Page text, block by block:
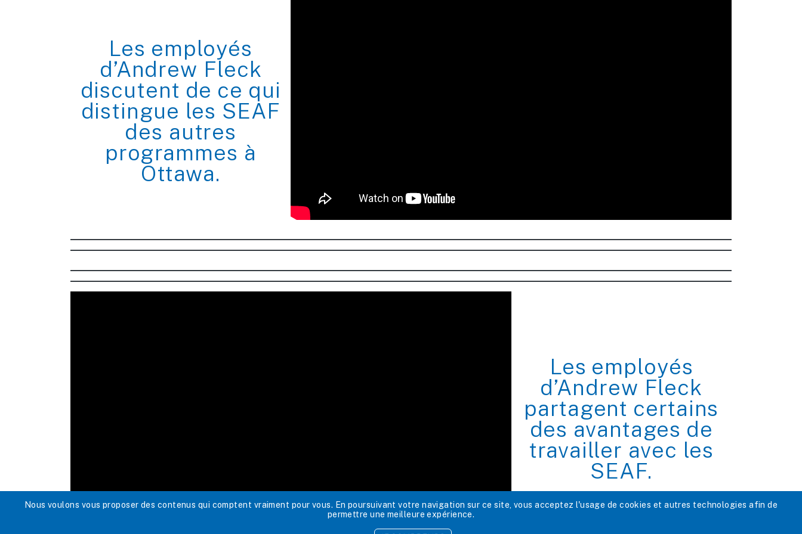
Les employés
d’Andrew Fleck
discutent de ce qui
distingue les SEAF
des autres
programmes à
Ottawa.
Les employés
d’Andrew Fleck
partagent certains
des avantages de
travailler avec les
SEAF.
Nous voulons vous proposer des contenus qui comptent vraiment pour vous. En poursuivant votre navigation sur ce site, vous acceptez l'usage de cookies et autres technologies afin de
permettre une meilleure expérience.